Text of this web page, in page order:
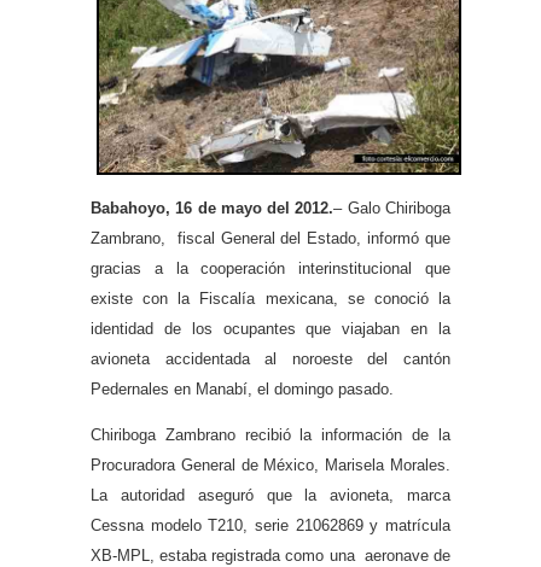
Babahoyo, 16 de mayo del 2012.– Galo Chiriboga
Zambrano, fiscal General del Estado, informó que
gracias a la cooperación interinstitucional que
existe con la Fiscalía mexicana, se conoció la
identidad de los ocupantes que viajaban en la
avioneta accidentada al noroeste del cantón
Pedernales en Manabí, el domingo pasado.
Chiriboga Zambrano recibió la información de la
Procuradora General de México, Marisela Morales.
La autoridad aseguró que la avioneta, marca
Cessna modelo T210, serie 21062869 y matrícula
XB-MPL, estaba registrada como una aeronave de